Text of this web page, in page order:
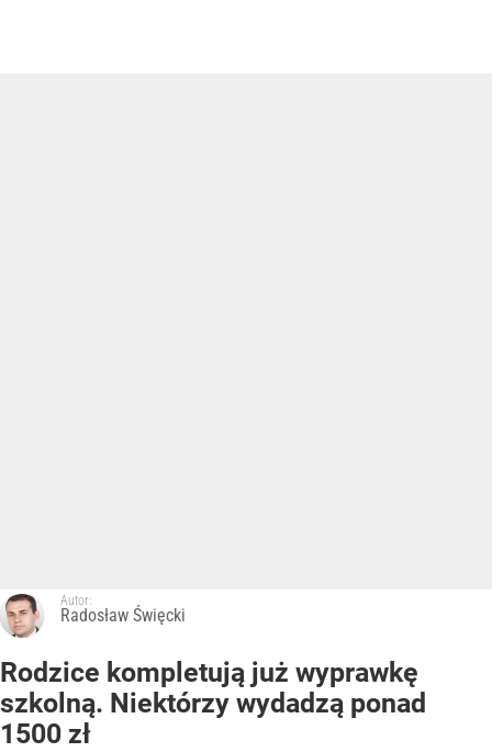
Autor:
Radosław Święcki
Rodzice kompletują już wyprawkę
szkolną. Niektórzy wydadzą ponad
1500 zł